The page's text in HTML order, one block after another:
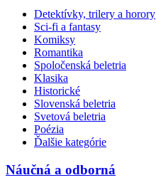
Detektívky, trilery a horory
Sci-fi a fantasy
Komiksy
Romantika
Spoločenská beletria
Klasika
Historické
Slovenská beletria
Svetová beletria
Poézia
Ďalšie kategórie
Náučná a odborná